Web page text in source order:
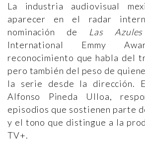
La industria audiovisual
aparecer en el radar
nominación de Las Azules
International Emmy
reconocimiento que habla del
pero también del peso de
la serie desde la dirección.
Alfonso Pineda Ulloa,
episodios que sostienen parte
y el tono que distingue a la
TV+.